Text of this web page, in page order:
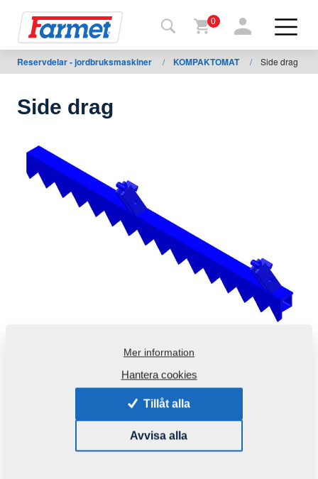
shop
Mina
maskiner
0
Reservdelar - jordbruksmaskiner / KOMPAKTOMAT / Side drag
Side drag
Produktkod: 3000311
Den här komponenten är brukbar även för följande
Mer information
Hantera cookies
Tillåt alla
Avvisa alla